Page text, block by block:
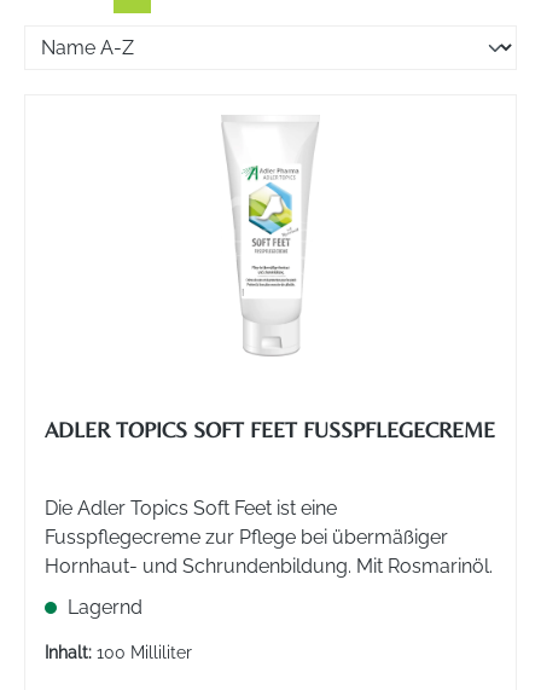
ADLER TOPICS SOFT FEET FUSSPFLEGECREME
Die Adler Topics Soft Feet ist eine
Fusspflegecreme zur Pflege bei übermäßiger
Hornhaut- und Schrundenbildung. Mit Rosmarinöl.
Lagernd
Inhalt: 100 Milliliter